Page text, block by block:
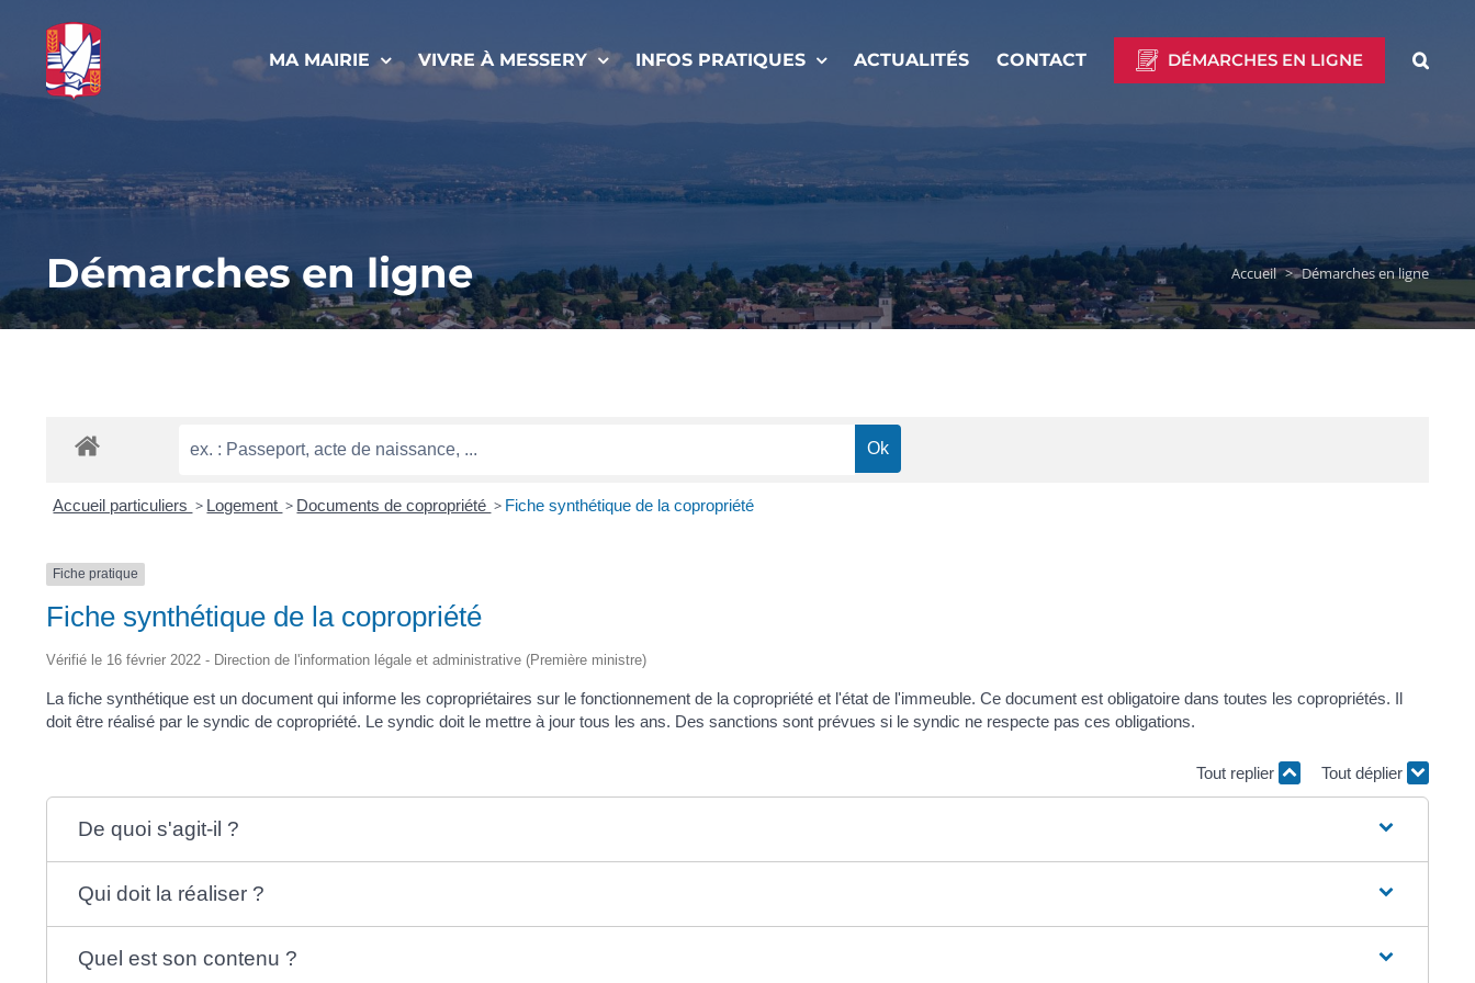
contenu
MA MAIRIE VIVRE À MESSERY INFOS PRATIQUES ACTUALITÉS CONTACT DÉMARCHES EN LIGNE
Démarches en ligne Accueil > Démarches en ligne
Accueil particuliers > Logement > Documents de copropriété > Fiche synthétique de la copropriété
Fiche pratique
Fiche synthétique de la copropriété
Vérifié le 16 février 2022 - Direction de l'information légale et administrative (Première ministre)
La fiche synthétique est un document qui informe les copropriétaires sur le fonctionnement de la copropriété et l'état de l'immeuble. Ce document est obligatoire dans toutes les copropriétés. Il
doit être réalisé par le syndic de copropriété. Le syndic doit le mettre à jour tous les ans. Des sanctions sont prévues si le syndic ne respecte pas ces obligations.
Tout replier Tout déplier
De quoi s'agit-il ?
Qui doit la réaliser ?
Quel est son contenu ?